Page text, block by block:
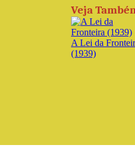
Veja
A Lei da
(1939)